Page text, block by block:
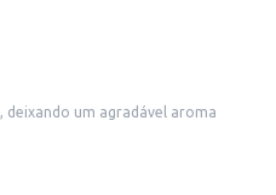
deixando um agradável aroma